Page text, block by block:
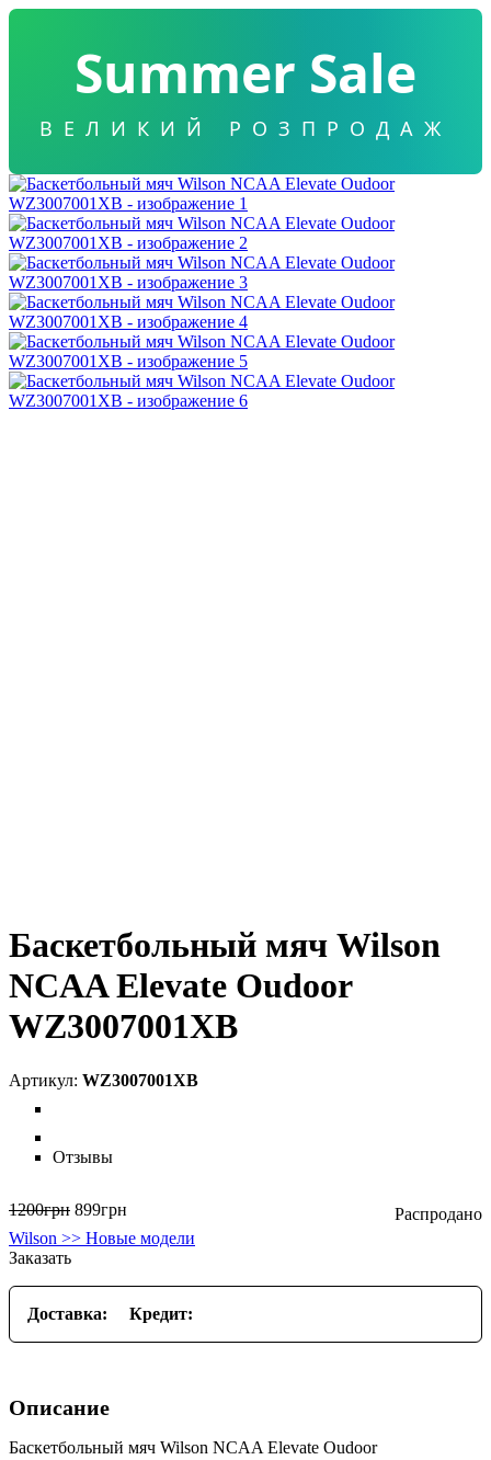
Summer Sale
ВЕЛИКИЙ РОЗПРОДАЖ
Баскетбольный мяч Wilson
NCAA Elevate Oudoor
WZ3007001XB
WZ3007001XB
Отзывы
1200грн 899грн
Wilson >> Новые модели
Заказать
Доставка: Кредит:
Описание
Баскетбольный мяч Wilson NCAA Elevate Oudoor